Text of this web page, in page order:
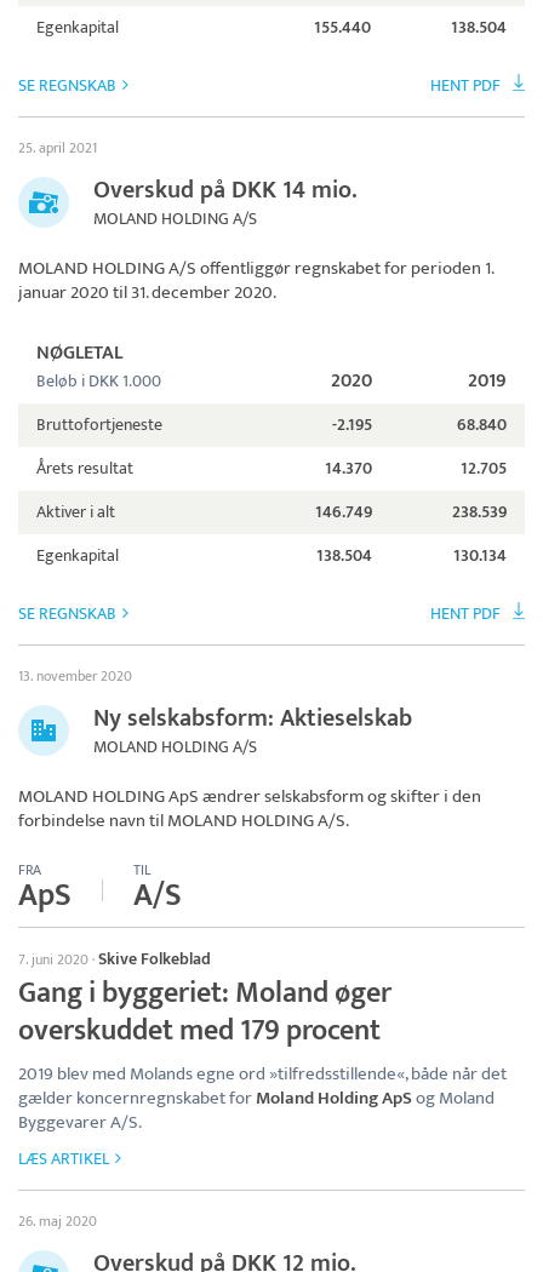
Egenkapital
155.440 138.504
SE REGNSKAB HENT PDF
25. april 2021
Overskud på DKK 14 mio.
MOLAND HOLDING A/S
MOLAND HOLDING A/Soffentliggør regnskabet for perioden 1.
januar 2020 til 31. december 2020.
NØGLETAL
Beløb i DKK 1.000 2020 2019
Bruttofortjeneste -2.195
68.840
Årets resultat
14.370
12.705
Aktiver i alt
146.749
238.539
Egenkapital
138.504 130.134
SE REGNSKAB HENT PDF
13. november 2020
Ny selskabsform: Aktieselskab
MOLAND HOLDING A/S
MOLAND HOLDING ApS ændrer selskabsform og skifter i den
forbindelse navn tilMOLAND HOLDING A/S.
FRA
ApS TIL
A/S
7. juni 2020·Skive Folkeblad
Gang i byggeriet: Moland øger
overskuddet med 179 procent
2019 blev med Molands egne ord »tilfredsstillende«, både når det
gælder koncernregnskabet forMoland Holding ApSog Moland
Byggevarer A/S.
LÆS ARTIKEL
26. maj 2020
Overskud på DKK 12 mio.